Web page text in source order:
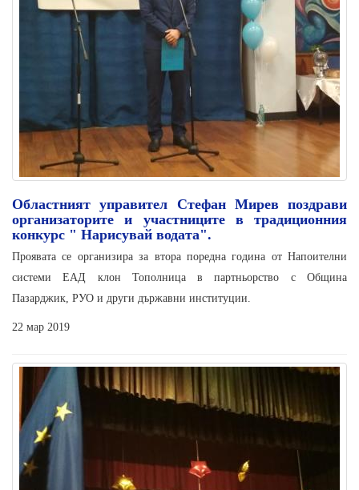
Областният управител Стефан Мирев поздрави
организаторите и участниците в традиционния
конкурс " Нарисувай водата".
Проявата се организира за втора поредна година от Напоителни
системи ЕАД клон Тополница в партньорство с Община
Пазарджик, РУО и други държавни институции.
22 мар 2019